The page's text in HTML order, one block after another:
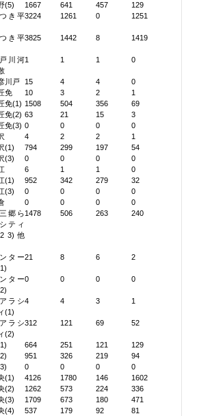
(5) 1667 641 457
129
き平3224 1261 0 1251
き平3825 1442 8 1419
川河1 1 1 0
川戸 15 4 4
0
免 10 3 2
1
免(1) 1508 504 356
69
免(2) 63 21 15
3
免(3) 0 0 0
0
4 2 2
1
(1) 794 299 197
54
(3) 0 0 0
0
6 1 1
0
(1) 952 342 279
32
(3) 0 0 0
0
0 0 0
0
郷ら
ティ
3) 他
1478 506 263 240
ター21 8 6 2
ター0 0 0 0
ラシ
(1)
4 4 3 1
ラシ
(2)
312 121 69 52
664 251 121
129
951 326 219
94
0 0 0
0
(1) 4126 1780 146
1602
(2) 1262 573 224
336
(3) 1709 673 180
471
(4) 537 179 92 81